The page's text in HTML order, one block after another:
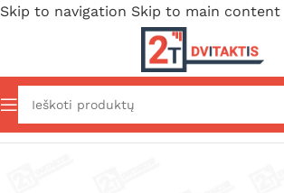
Skip to navigation Skip to main content
Pradžia/Važiuoklė ir išorė/Padangos/R13